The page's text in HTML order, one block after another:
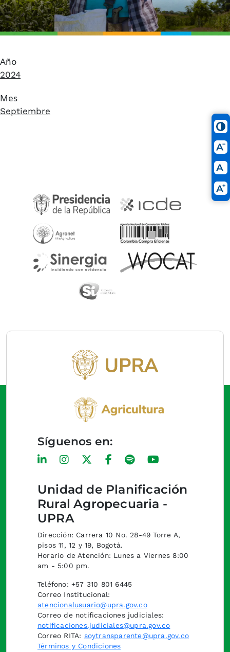
Año
2024
Mes
Septiembre
Unidad de Planificación
Rural Agropecuaria -
UPRA
Dirección: Carrera 10 No. 28-49 Torre A,
pisos 11, 12 y 19, Bogotá.
Horario de Atención: Lunes a Viernes 8:00
am - 5:00 pm.
Teléfono: +57 310 801 6445
Correo Institucional:
atencionalusuario@upra.gov.co
Correo de notificaciones judiciales:
notificaciones.judiciales@upra.gov.co
Correo RITA: soytransparente@upra.gov.co
Términos y Condiciones
Síguenos en: